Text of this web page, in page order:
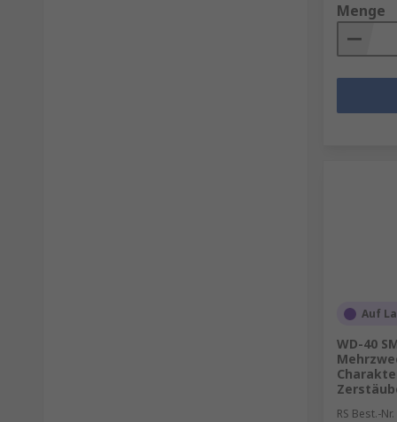
Menge
Auf
WD-40
RS Best.-Nr.